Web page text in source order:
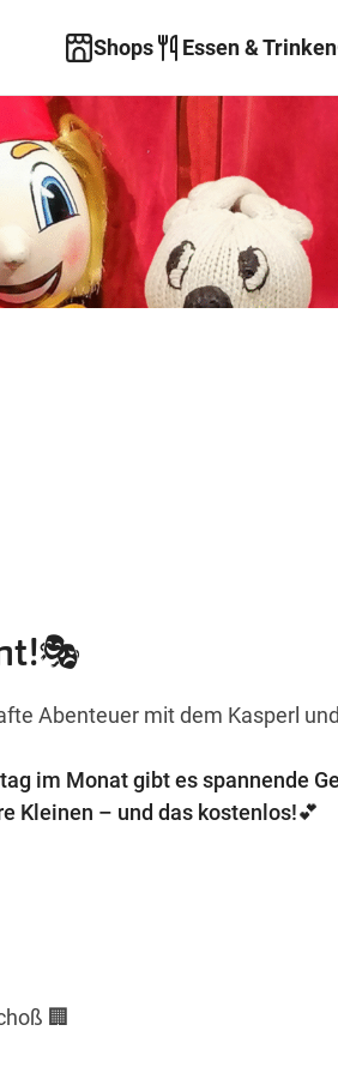
Shops Essen & Trinken
Abenteuer mit dem Kasperl
im Monat gibt es spannende
Kleinen – und das kostenlos!💕
🏢